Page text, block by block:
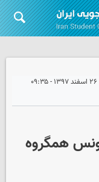
۲۶ اسفند ۱۳۹۷ - ۰۹:۳۵
تونس همگروه